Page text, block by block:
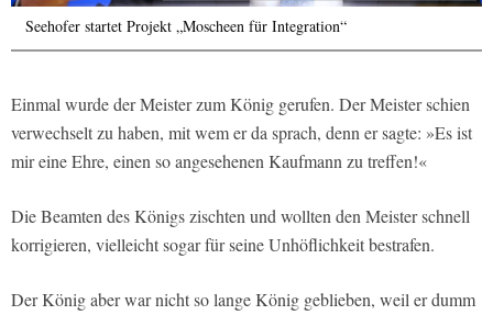
Seehofer startet Projekt „Moscheen für Integration“
Einmal wurde der Meister zum König gerufen. Der Meister schien
verwechselt zu haben, mit wem er da sprach, denn er sagte: »Es ist
mir eine Ehre, einen so angesehenen Kaufmann zu treffen!«
Die Beamten des Königs zischten und wollten den Meister schnell
korrigieren, vielleicht sogar für seine Unhöflichkeit bestrafen.
Der König aber war nicht so lange König geblieben, weil er dumm